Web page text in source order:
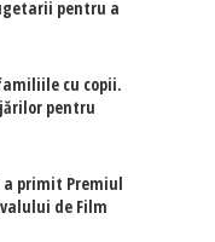
pentru a
cu copii.
pentru
primit Premiul
de Film